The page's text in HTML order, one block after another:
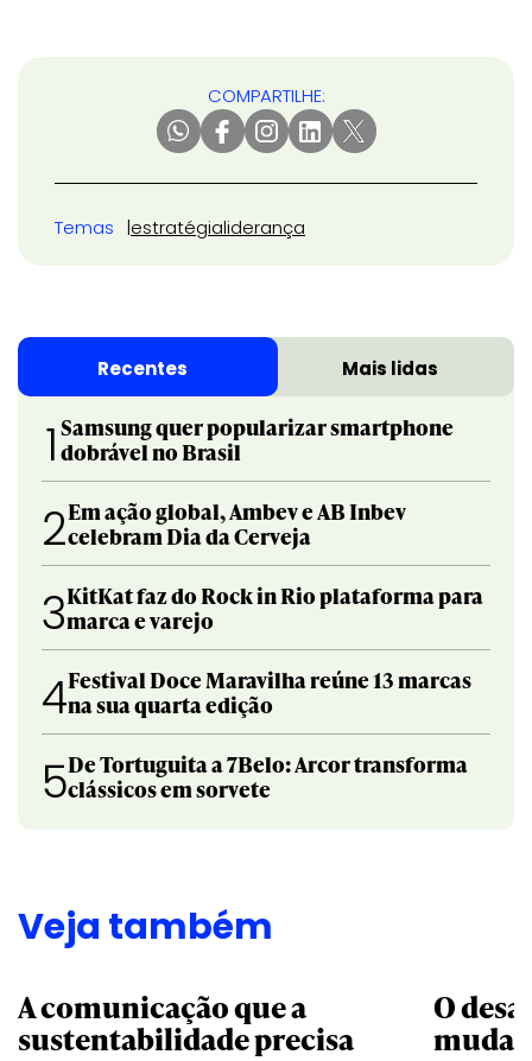
COMPARTILHE:
Temas estratégialiderança
Recentes Mais lidas
1 Samsung quer popularizar smartphone
dobrável no Brasil
2Em ação global, Ambev e AB Inbev
celebram Dia da Cerveja
3KitKat faz do Rock in Rio plataforma para
marca e varejo
4Festival Doce Maravilha reúne 13 marcas
na sua quarta edição
5De Tortuguita a 7Belo: Arcor transforma
clássicos em sorvete
Veja também
A comunicação que a
sustentabilidade precisa
O